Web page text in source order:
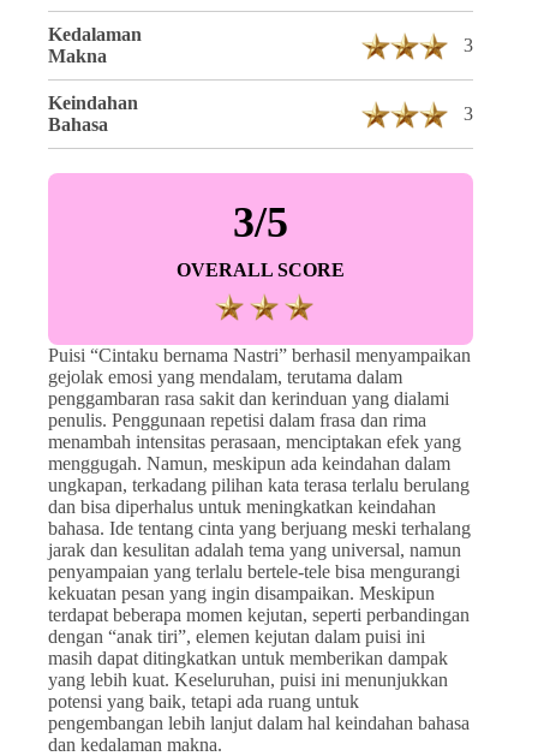
Kedalaman
Makna
3
Keindahan
Bahasa
3
3/5
OVERALL SCORE
Puisi “Cintaku bernama Nastri” berhasil menyampaikan
gejolak emosi yang mendalam, terutama dalam
penggambaran rasa sakit dan kerinduan yang dialami
penulis. Penggunaan repetisi dalam frasa dan rima
menambah intensitas perasaan, menciptakan efek yang
menggugah. Namun, meskipun ada keindahan dalam
ungkapan, terkadang pilihan kata terasa terlalu berulang
dan bisa diperhalus untuk meningkatkan keindahan
bahasa. Ide tentang cinta yang berjuang meski terhalang
jarak dan kesulitan adalah tema yang universal, namun
penyampaian yang terlalu bertele-tele bisa mengurangi
kekuatan pesan yang ingin disampaikan. Meskipun
terdapat beberapa momen kejutan, seperti perbandingan
dengan “anak tiri”, elemen kejutan dalam puisi ini
masih dapat ditingkatkan untuk memberikan dampak
yang lebih kuat. Keseluruhan, puisi ini menunjukkan
potensi yang baik, tetapi ada ruang untuk
pengembangan lebih lanjut dalam hal keindahan bahasa
dan kedalaman makna.